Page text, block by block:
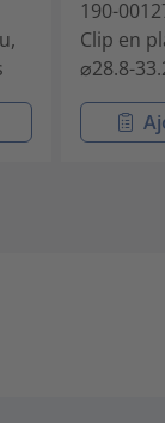
190-
Clip en
⌀28.8-